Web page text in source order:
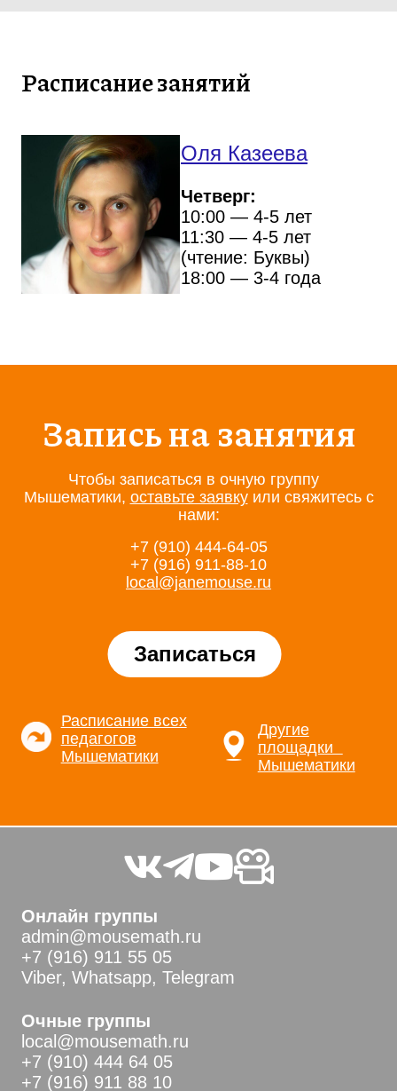
Расписание занятий
Оля Казеева
Четверг:
10:00 — 4-5 лет
11:30 — 4-5 лет
(чтение: Буквы)
18:00 — 3-4 года
Запись на занятия
Чтобы записаться в очную группу
Мышематики, оставьте заявкуили свяжитесь с
нами:
+7 (910) 444-64-05
+7 (916) 911-88-10
local@janemouse.ru
Записаться
Расписание всех
педагогов
Мышематики
Другие
площадки
Мышематики
Онлайн группы
admin@mousemath.ru
+7 (916) 911 55 05
Viber, Whatsapp, Telegram
Очные группы
local@mousemath.ru
+7 (910) 444 64 05
+7 (916) 911 88 10